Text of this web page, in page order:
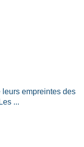
empreintes des
...